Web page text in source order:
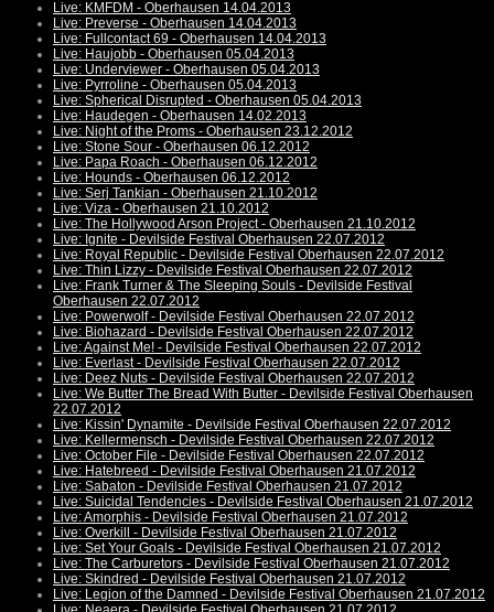
Live: KMFDM - Oberhausen 14.04.2013
Live: Preverse - Oberhausen 14.04.2013
Live: Fullcontact 69 - Oberhausen 14.04.2013
Live: Haujobb - Oberhausen 05.04.2013
Live: Underviewer - Oberhausen 05.04.2013
Live: Pyrroline - Oberhausen 05.04.2013
Live: Spherical Disrupted - Oberhausen 05.04.2013
Live: Haudegen - Oberhausen 14.02.2013
Live: Night of the Proms - Oberhausen 23.12.2012
Live: Stone Sour - Oberhausen 06.12.2012
Live: Papa Roach - Oberhausen 06.12.2012
Live: Hounds - Oberhausen 06.12.2012
Live: Serj Tankian - Oberhausen 21.10.2012
Live: Viza - Oberhausen 21.10.2012
Live: The Hollywood Arson Project - Oberhausen 21.10.2012
Live: Ignite - Devilside Festival Oberhausen 22.07.2012
Live: Royal Republic - Devilside Festival Oberhausen 22.07.2012
Live: Thin Lizzy - Devilside Festival Oberhausen 22.07.2012
Live: Frank Turner & The Sleeping Souls - Devilside Festival
Oberhausen 22.07.2012
Live: Powerwolf - Devilside Festival Oberhausen 22.07.2012
Live: Biohazard - Devilside Festival Oberhausen 22.07.2012
Live: Against Me! - Devilside Festival Oberhausen 22.07.2012
Live: Everlast - Devilside Festival Oberhausen 22.07.2012
Live: Deez Nuts - Devilside Festival Oberhausen 22.07.2012
Live: We Butter The Bread With Butter - Devilside Festival Oberhausen
22.07.2012
Live: Kissin' Dynamite - Devilside Festival Oberhausen 22.07.2012
Live: Kellermensch - Devilside Festival Oberhausen 22.07.2012
Live: October File - Devilside Festival Oberhausen 22.07.2012
Live: Hatebreed - Devilside Festival Oberhausen 21.07.2012
Live: Sabaton - Devilside Festival Oberhausen 21.07.2012
Live: Suicidal Tendencies - Devilside Festival Oberhausen 21.07.2012
Live: Amorphis - Devilside Festival Oberhausen 21.07.2012
Live: Overkill - Devilside Festival Oberhausen 21.07.2012
Live: Set Your Goals - Devilside Festival Oberhausen 21.07.2012
Live: The Carburetors - Devilside Festival Oberhausen 21.07.2012
Live: Skindred - Devilside Festival Oberhausen 21.07.2012
Live: Legion of the Damned - Devilside Festival Oberhausen 21.07.2012